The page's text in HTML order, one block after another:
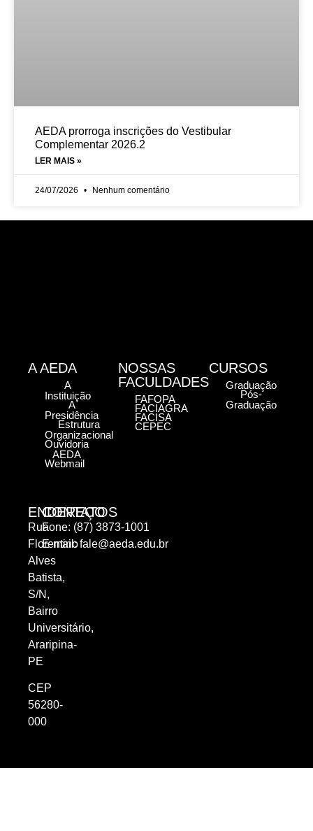
AEDA prorroga inscrições do Vestibular
Complementar 2026.2
LER MAIS »
24/07/2026 Nenhum comentário
ENDEREÇO
Rua
Florentino
Alves
Batista,
S/N,
Bairro
Universitário,
Araripina-
PE
CEP
56280-
000
CONTATOS
Fone: (87) 3873-1001
E-mail:fale@aeda.edu.br
A AEDA
A
Instituição
A
Presidência
Estrutura
Organizacional
Ouvidoria
AEDA
Webmail
NOSSAS
FACULDADES
FAFOPA
FACIAGRA
FACISA
CEPEC
CURSOS
Graduação
Pós-
Graduação